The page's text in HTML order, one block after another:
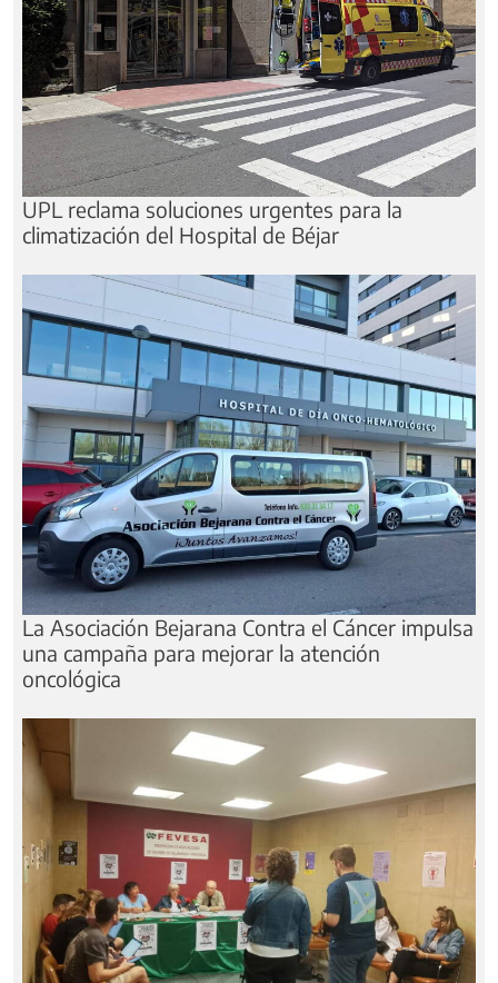
UPL reclama soluciones urgentes para la
climatización del Hospital de Béjar
La Asociación Bejarana Contra el Cáncer impulsa
una campaña para mejorar la atención
oncológica